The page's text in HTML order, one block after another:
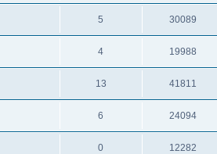
5 30089
4 19988
13 41811
6 24094
0 12282